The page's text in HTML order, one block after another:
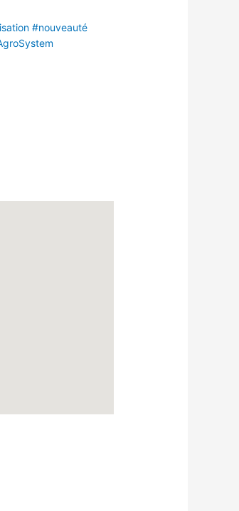
#nouveauté